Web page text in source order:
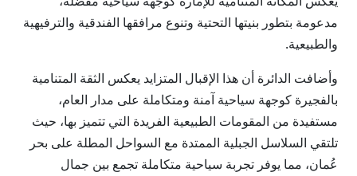
مدعومة بتطور بنيتها التحتية وتنوع مرافقها الفندقية والترفيهية
والطبيعية.
وأضافت الدائرة أن هذا الإقبال المتزايد يعكس الثقة المتنامية
بالفجيرة كوجهة سياحية آمنة ومتكاملة على مدار العام،
مستفيدة من المقومات الطبيعية الفريدة التي تتميز بها، حيث
تلتقي السلاسل الجبلية الممتدة مع السواحل المطلة على بحر
عُمان، مما يوفر تجربة سياحية متكاملة تجمع بين جمال